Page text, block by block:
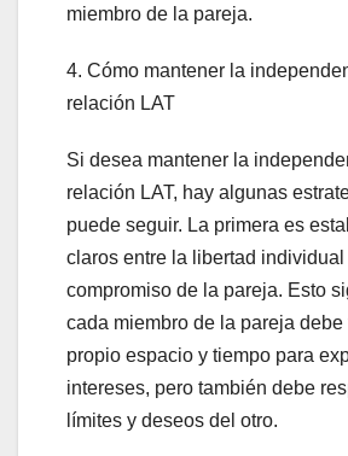
miembro de la pareja.
4. Cómo mantener la
relación LAT
Si desea mantener la
relación LAT, hay algunas
puede seguir. La primera es
claros entre la libertad individual
compromiso de la pareja. Esto
cada miembro de la pareja debe
propio espacio y tiempo para
intereses, pero también debe
límites y deseos del otro.